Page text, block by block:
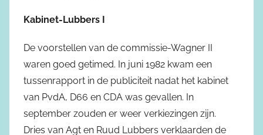
Kabinet-Lubbers I
De voorstellen van de commissie-Wagner II
waren goed getimed. In juni 1982 kwam een
tussenrapport in de publiciteit nadat het kabinet
van PvdA, D66 en CDA was gevallen. In
september zouden er weer verkiezingen zijn.
Dries van Agt en Ruud Lubbers verklaarden de